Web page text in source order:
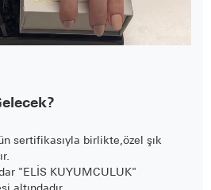
sertifikasıyla birlikte,özel şık
"ELİS KUYUMCULUK"